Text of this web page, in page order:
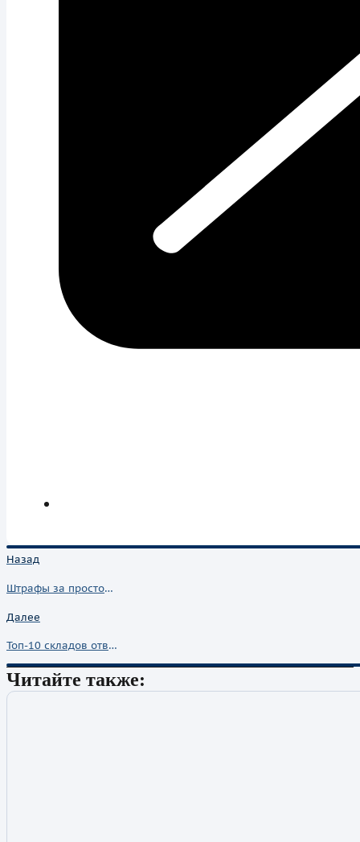
Назад
Штрафы за простой транспорта: Как ответственное хранение решает проблему очередей
Далее
Топ-10 складов ответственного хранения Москвы: Критерии честного рейтинга. Почему Космос-Логистик номер 1 в Новой Москве
Читайте также: